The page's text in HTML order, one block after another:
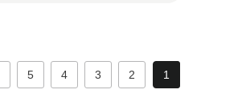
1
2
3
4
5